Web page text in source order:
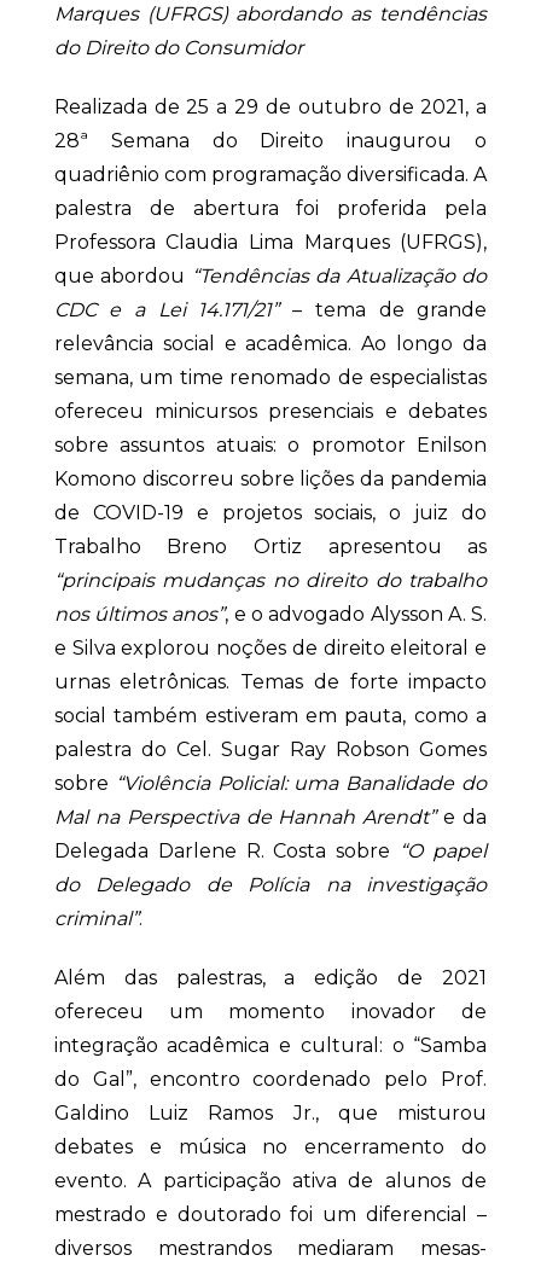
Marques (UFRGS) abordando as tendências
do Direito do Consumidor
Realizada de 25 a 29 de outubro de 2021, a
28ª Semana do Direito inaugurou o
quadriênio com programação diversificada. A
palestra de abertura foi proferida pela
Professora Claudia Lima Marques (UFRGS),
que abordou “Tendências da Atualização do
CDC e a Lei 14.171/21”– tema de grande
relevância social e acadêmica. Ao longo da
semana, um time renomado de especialistas
ofereceu minicursos presenciais e debates
sobre assuntos atuais: o promotor Enilson
Komono discorreu sobre lições da pandemia
de COVID-19 e projetos sociais, o juiz do
Trabalho Breno Ortiz apresentou as
“principais mudanças no direito do trabalho
nos últimos anos”, e o advogado Alysson A. S.
e Silva explorou noções de direito eleitoral e
urnas eletrônicas. Temas de forte impacto
social também estiveram em pauta, como a
palestra do Cel. Sugar Ray Robson Gomes
sobre “Violência Policial: uma Banalidade do
Mal na Perspectiva de Hannah Arendt”e da
Delegada Darlene R. Costa sobre
“O papel
do Delegado de Polícia na investigação
criminal”.
Além das palestras, a edição de 2021
ofereceu um momento inovador de
integração acadêmica e cultural: o “Samba
do Gal”, encontro coordenado pelo Prof.
Galdino Luiz Ramos Jr., que misturou
debates e música no encerramento do
evento. A participação ativa de alunos de
mestrado e doutorado foi um diferencial –
diversos mestrandos mediaram mesas-